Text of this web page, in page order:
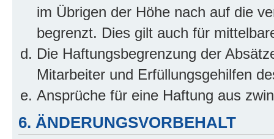
im Übrigen der Höhe nach auf die
begrenzt. Dies gilt auch für
Die Haftungsbegrenzung der
Mitarbeiter und Erfüllungsgehilfen
Ansprüche für eine Haftung aus
6. ÄNDERUNGSVORBEHALT